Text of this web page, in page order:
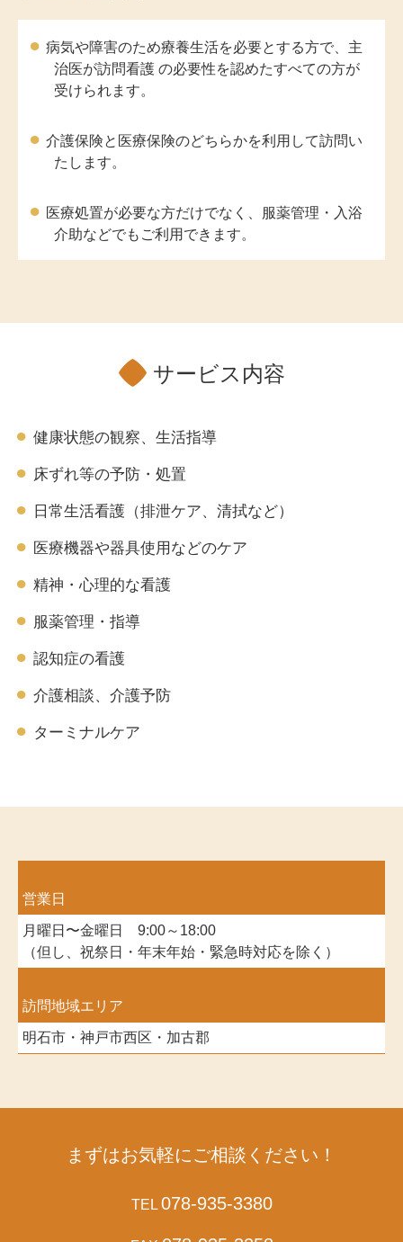
病気や障害のため療養生活を必要とする方で、主
治医が訪問看護 の必要性を認めたすべての方が
受けられます。
介護保険と医療保険のどちらかを利用して訪問い
たします。
医療処置が必要な方だけでなく、服薬管理・入浴
介助などでもご利用できます。
サービス内容
健康状態の観察、生活指導
床ずれ等の予防・処置
日常生活看護（排泄ケア、清拭など）
医療機器や器具使用などのケア
精神・心理的な看護
服薬管理・指導
認知症の看護
介護相談、介護予防
ターミナルケア
営業日
月曜日〜金曜日 9:00～18:00
（但し、祝祭日・年末年始・緊急時対応を除く）
訪問地域エリア
明石市・神戸市西区・加古郡
まずはお気軽にご相談ください！
TEL 078-935-3380